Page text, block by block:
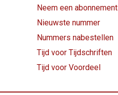
Neem een abonnement
Nieuwste nummer
Nummers nabestellen
Tijd voor Tijdschriften
Tijd voor Voordeel